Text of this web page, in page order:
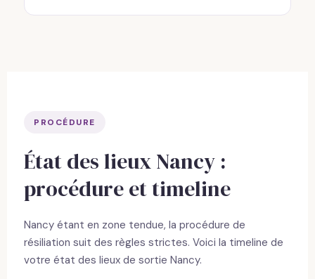
PROCÉDURE
État des lieux Nancy :
procédure et timeline
Nancy étant en zone tendue, la procédure de
résiliation suit des règles strictes. Voici la timeline de
votre état des lieux de sortie Nancy.